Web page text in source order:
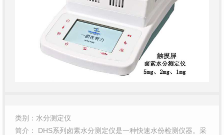
类别：水分测定仪
简介： DHS系列卤素水分测定仪是一种快速水份检测仪器。采